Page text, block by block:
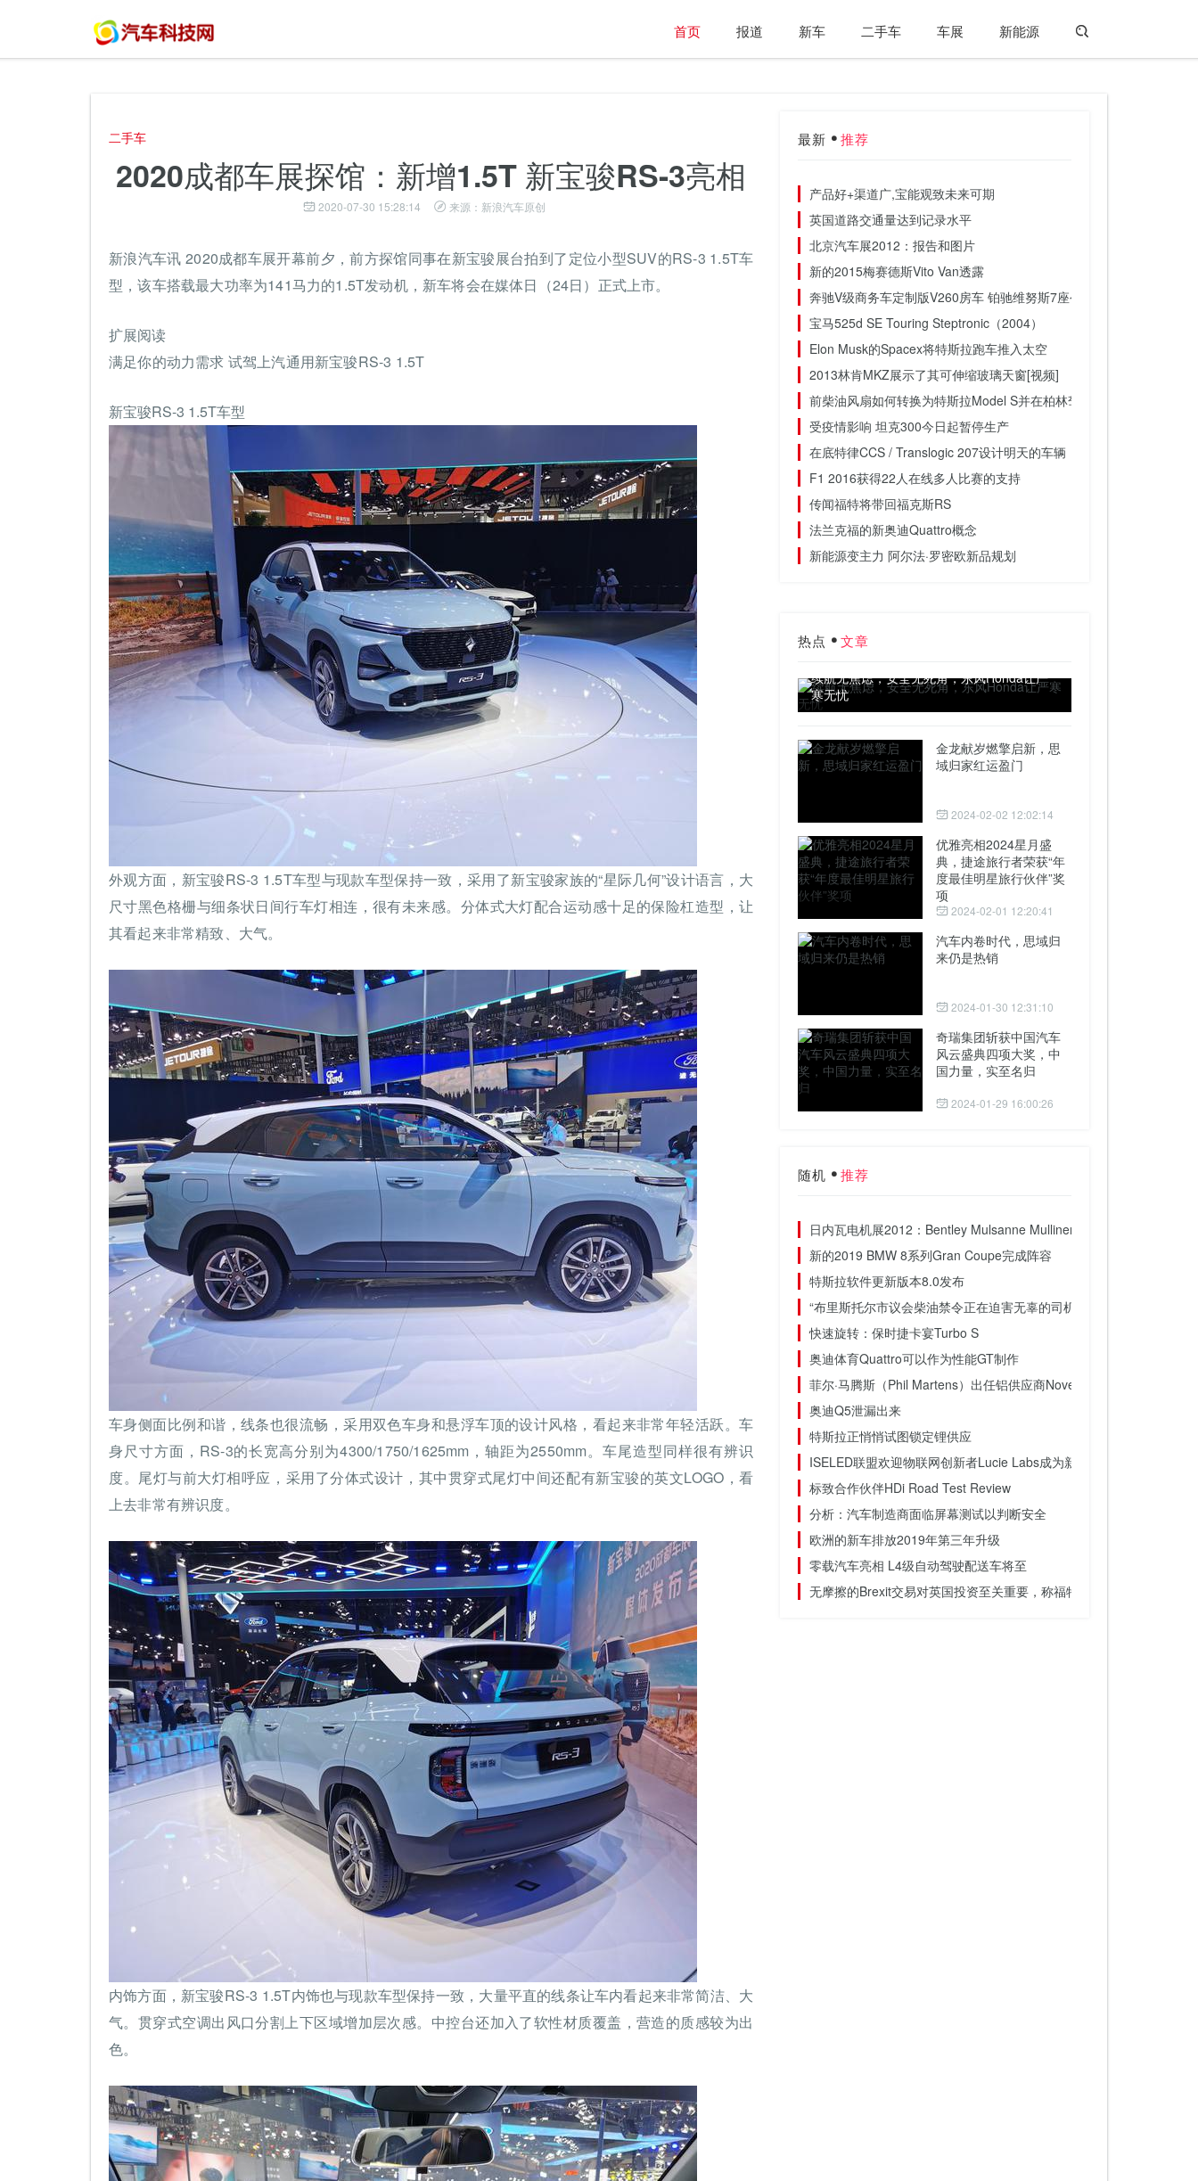
首页 报道 新车 二手车 车展 新能源
二手车
2020成都车展探馆：新增1.5T 新宝骏RS-3亮相
2020-07-30 15:28:14 来源：新浪汽车原创
新浪汽车讯 2020成都车展开幕前夕，前方探馆同事在新宝骏展台拍到了定位小型SUV的RS-3 1.5T车
型，该车搭载最大功率为141马力的1.5T发动机，新车将会在媒体日（24日）正式上市。
扩展阅读
满足你的动力需求 试驾上汽通用新宝骏RS-3 1.5T
新宝骏RS-3 1.5T车型
外观方面，新宝骏RS-3 1.5T车型与现款车型保持一致，采用了新宝骏家族的“星际几何”设计语言，大
尺寸黑色格栅与细条状日间行车灯相连，很有未来感。分体式大灯配合运动感十足的保险杠造型，让
其看起来非常精致、大气。
车身侧面比例和谐，线条也很流畅，采用双色车身和悬浮车顶的设计风格，看起来非常年轻活跃。车
身尺寸方面，RS-3的长宽高分别为4300/1750/1625mm，轴距为2550mm。车尾造型同样很有辨识
度。尾灯与前大灯相呼应，采用了分体式设计，其中贯穿式尾灯中间还配有新宝骏的英文LOGO，看
上去非常有辨识度。
内饰方面，新宝骏RS-3 1.5T内饰也与现款车型保持一致，大量平直的线条让车内看起来非常简洁、大
气。贯穿式空调出风口分割上下区域增加层次感。中控台还加入了软性材质覆盖，营造的质感较为出
色。
最新 推荐
产品好+渠道广,宝能观致未来可期
英国道路交通量达到记录水平
北京汽车展2012：报告和图片
新的2015梅赛德斯Vito Van透露
奔驰V级商务车定制版V260房车 铂驰维努斯7座公务版 工厂直营报价
宝马525d SE Touring Steptronic（2004）
Elon Musk的Spacex将特斯拉跑车推入太空
2013林肯MKZ展示了其可伸缩玻璃天窗[视频]
前柴油风扇如何转换为特斯拉Model S并在柏林驾驶出租车
受疫情影响 坦克300今日起暂停生产
在底特律CCS / Translogic 207设计明天的车辆
F1 2016获得22人在线多人比赛的支持
传闻福特将带回福克斯RS
法兰克福的新奥迪Quattro概念
新能源变主力 阿尔法·罗密欧新品规划
热点 文章
续航无焦虑，安全无死角，东风Honda让严
寒无忧
金龙献岁燃擎启新，思
域归家红运盈门
2024-02-02 12:02:14
优雅亮相2024星月盛
典，捷途旅行者荣获“年
度最佳明星旅行伙伴”奖
项
2024-02-01 12:20:41
汽车内卷时代，思域归
来仍是热销
2024-01-30 12:31:10
奇瑞集团斩获中国汽车
风云盛典四项大奖，中
国力量，实至名归
2024-01-29 16:00:26
随机 推荐
日内瓦电机展2012：Bentley Mulsanne Mulliner.
新的2019 BMW 8系列Gran Coupe完成阵容
特斯拉软件更新版本8.0发布
“布里斯托尔市议会柴油禁令正在迫害无辜的司机”
快速旋转：保时捷卡宴Turbo S
奥迪体育Quattro可以作为性能GT制作
菲尔·马腾斯（Phil Martens）出任铝供应商Novelis首席执行官
奥迪Q5泄漏出来
特斯拉正悄悄试图锁定锂供应
ISELED联盟欢迎物联网创新者Lucie Labs成为新成员
标致合作伙伴HDi Road Test Review
分析：汽车制造商面临屏幕测试以判断安全
欧洲的新车排放2019年第三年升级
零载汽车亮相 L4级自动驾驶配送车将至
无摩擦的Brexit交易对英国投资至关重要，称福特老板